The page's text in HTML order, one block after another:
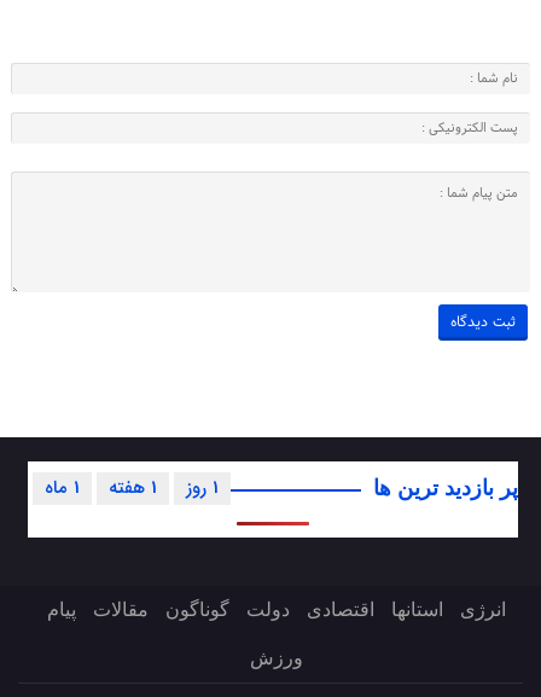
پر بازدید ترین ها 1 ماه 1 هفته 1 روز
انرژی استانها اقتصادی دولت گوناگون مقالات پیام
ورزش